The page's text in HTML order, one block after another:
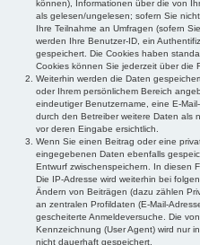
können), Informationen über die von
als gelesen/ungelesen; sofern Sie
Ihre Teilnahme an Umfragen (sofern
werden Ihre Benutzer-ID, ein
gespeichert. Die Cookies haben
Cookies können Sie jederzeit über die
Weiterhin werden die Daten
oder Ihrem persönlichem Bereich
eindeutiger Benutzername, eine E-
durch den Betreiber weitere Daten als
vor deren Eingabe ersichtlich.
Wenn Sie einen Beitrag oder eine
eingegebenen Daten ebenfalls
Entwurf zwischenspeichern. In diesen
Die IP-Adresse wird weiterhin bei
Ändern von Beiträgen (dazu zählen
an zentralen Profildaten (E-Mail-
gescheiterte Anmeldeversuche. Die
Kennzeichnung (User Agent) wird nur
nicht dauerhaft gespeichert.